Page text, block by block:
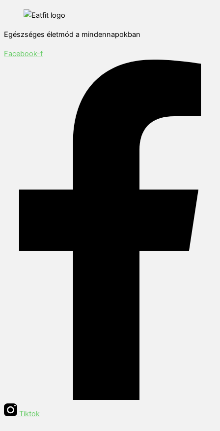
Egészséges életmód a mindennapokban
Facebook-f
Tiktok